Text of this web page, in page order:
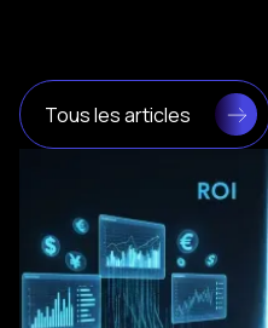
Tous les articles